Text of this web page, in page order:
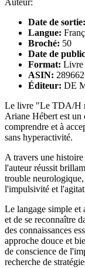
Auteur:
Date de sortie:
Langue:
Broché: 50
Date de
Format: Livre
ASIN:
Éditeur: DE
Le livre "Le TDA/H
Ariane Hébert est un
comprendre et à
sans hyperactivité.
A travers une
l'auteur réussit
trouble
l'impulsivité et
Le langage simple et
et de se reconnaître
des connaissances
approche douce et
de conscience de
recherche de